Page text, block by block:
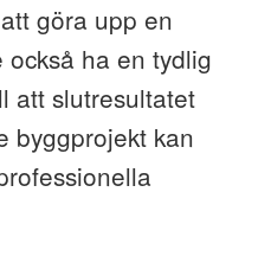
göra upp en
ha en tydlig
att slutresultatet
byggprojekt kan